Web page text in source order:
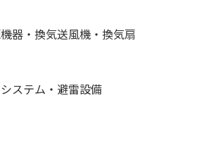
器・換気送風機・換気扇
ステム・避雷設備